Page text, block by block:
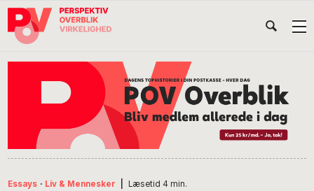
Gå
direkte
Skip
indhold
Gå
direkte
Essays · Liv & Mennesker Læsetid 4 min.